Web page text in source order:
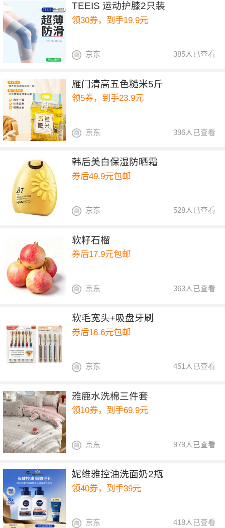
TEEIS 运动护膝2只装
领30券，到手19.9元
385人已查看
京东
雁门清高五色糙米5斤
领5券，到手23.9元
396人已查看
京东
韩后美白保湿防晒霜
券后49.9元包邮
528人已查看
京东
软籽石榴
券后17.9元包邮
363人已查看
京东
软毛宽头+吸盘牙刷
券后16.6元包邮
451人已查看
京东
雅鹿水洗棉三件套
领10券，到手69.9元
979人已查看
京东
妮维雅控油洗面奶2瓶
领40券，到手39元
418人已查看
京东